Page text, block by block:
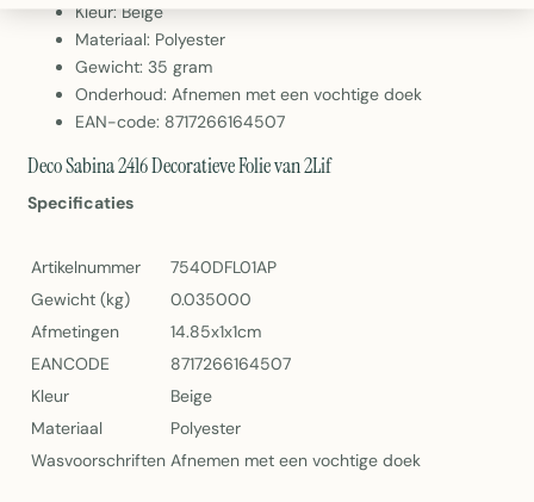
Kleur: Beige
Materiaal: Polyester
Gewicht: 35 gram
Onderhoud: Afnemen met een vochtige doek
EAN-code: 8717266164507
Deco Sabina 2416 Decoratieve Folie van 2Lif
Specificaties
Artikelnummer
7540DFL01AP
Gewicht (kg)
0.035000
Afmetingen
14.85x1x1cm
EANCODE
8717266164507
Kleur
Beige
Materiaal
Polyester
Wasvoorschriften Afnemen met een vochtige doek